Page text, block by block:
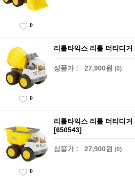
0
리틀타익스 리틀 더티디
상품가 : 27,900원 (0)
0
리틀타익스 리틀 더티디
[650543]
상품가 : 27,900원 (0)
0